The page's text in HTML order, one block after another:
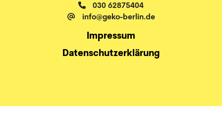
030 62875404
info@geko-berlin.de
Impressum
Datenschutzerklärung